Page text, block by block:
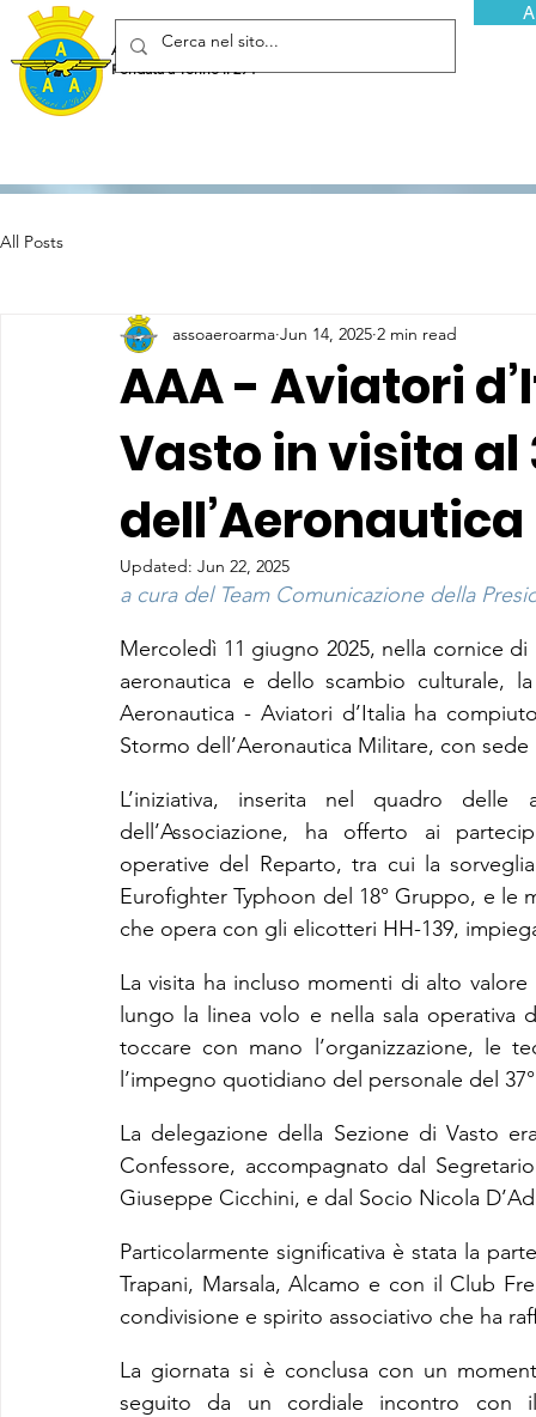
Associazione Arma Aeronautica - Aviatori d'Italia ETS
Fondata a Torino il 29 febbraio 1952
All Posts
AAA - Aviatori
Vasto in visita al
assoaeroarma Jun 14, 2025 2 min read
Updated: Jun 22, 2025
a cura del Team Comunicazione della
Mercoledì 11 giugno 2025, nella cornice
aeronautica e dello scambio culturale,
Aeronautica - Aviatori d’Italia ha
Stormo dell’Aeronautica Militare, con
L’iniziativa, inserita nel quadro delle
dell’Associazione, ha offerto ai
operative del Reparto, tra cui la
Eurofighter Typhoon del 18° Gruppo, e le
che opera con gli elicotteri HH-139,
La visita ha incluso momenti di alto
lungo la linea volo e nella sala
toccare con mano l’organizzazione, le
l’impegno quotidiano del personale del
La delegazione della Sezione di Vasto
Confessore, accompagnato dal
Giuseppe Cicchini, e dal Socio Nicola
Particolarmente significativa è stata la
Trapani, Marsala, Alcamo e con il Club
condivisione e spirito associativo che ha
La giornata si è conclusa con un
seguito da un cordiale incontro con